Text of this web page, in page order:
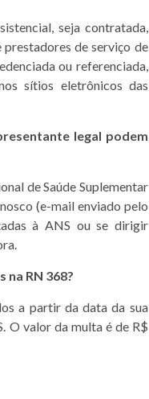
seja contratada,
de serviço de
ou referenciada,
sítios eletrônicos das
legal podem
de Saúde Suplementar
(e-mail enviado pelo
à ANS ou se dirigir
RN 368?
a partir da data da sua
O valor da multa é de R$